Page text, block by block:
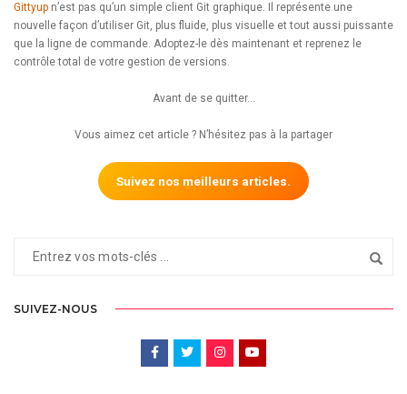
Gittyup n’est pas qu’un simple client Git graphique. Il représente une
nouvelle façon d’utiliser Git, plus fluide, plus visuelle et tout aussi puissante
que la ligne de commande. Adoptez-le dès maintenant et reprenez le
contrôle total de votre gestion de versions.
Avant de se quitter…
Vous aimez cet article ? N’hésitez pas à la partager
Suivez nos meilleurs articles.
SUIVEZ-NOUS